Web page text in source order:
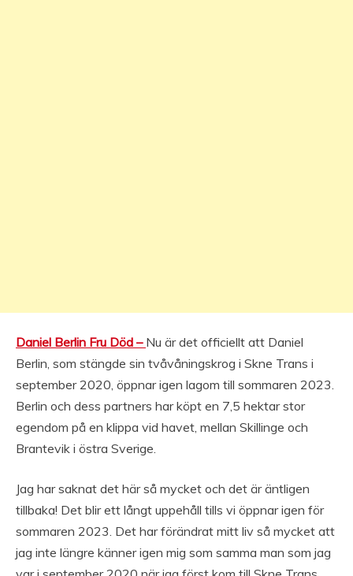
Daniel Berlin Fru Död – Nu är det officiellt att Daniel
Berlin, som stängde sin tvåvåningskrog i Skne Trans i
september 2020, öppnar igen lagom till sommaren 2023.
Berlin och dess partners har köpt en 7,5 hektar stor
egendom på en klippa vid havet, mellan Skillinge och
Brantevik i östra Sverige.
Jag har saknat det här så mycket och det är äntligen
tillbaka! Det blir ett långt uppehåll tills vi öppnar igen för
sommaren 2023. Det har förändrat mitt liv så mycket att
jag inte längre känner igen mig som samma man som jag